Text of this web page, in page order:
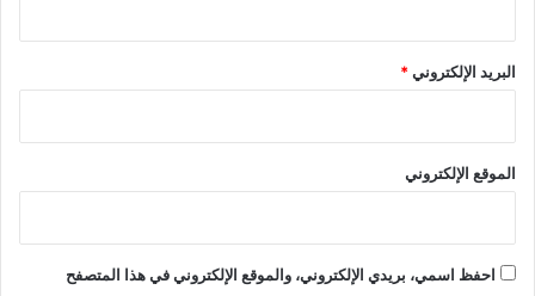
البريد الإلكتروني*
الموقع الإلكتروني
احفظ اسمي، بريدي الإلكتروني، والموقع الإلكتروني في هذا المتصفح